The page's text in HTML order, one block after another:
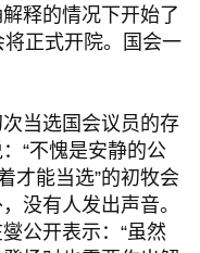
释的情况下开始了
正式开院。国会一
当选国会议员的存
“不愧是安静的公
才能当选”的初牧会
没有人发出声音。
公开表示：“虽然